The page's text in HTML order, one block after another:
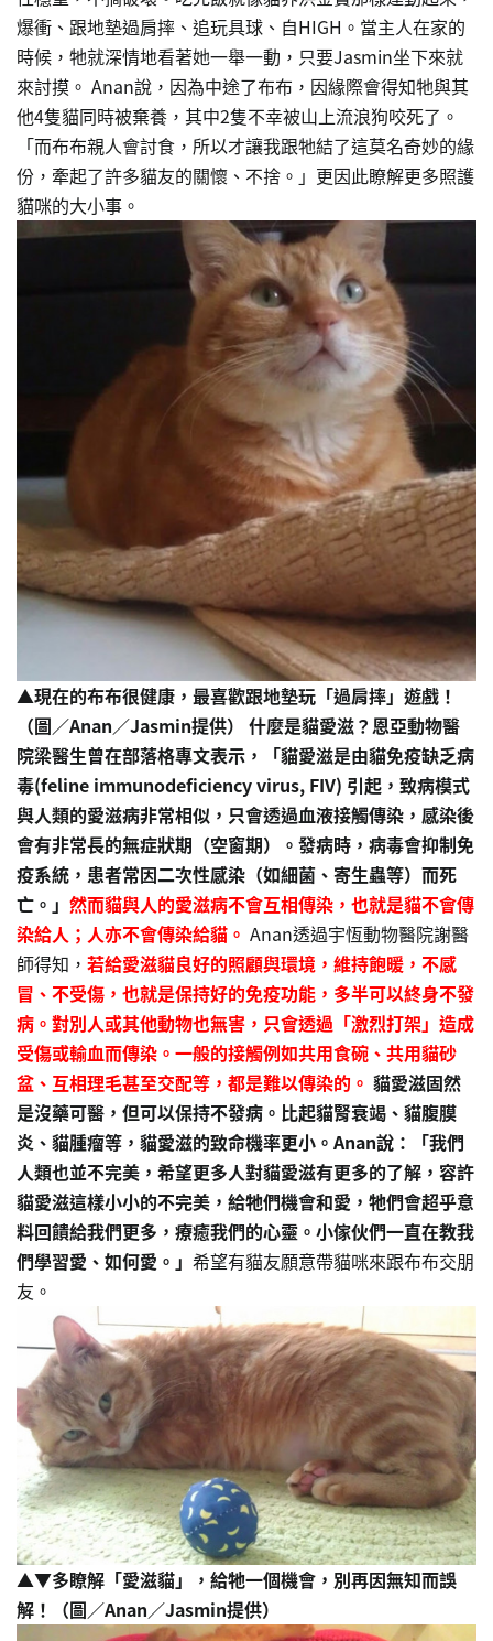
爆衝、跟地墊過肩摔、追玩具球、自HIGH。當主人在家的
時候，牠就深情地看著她一舉一動，只要Jasmin坐下來就
來討摸。 Anan說，因為中途了布布，因緣際會得知牠與其
他4隻貓同時被棄養，其中2隻不幸被山上流浪狗咬死了。
「而布布親人會討食，所以才讓我跟牠結了這莫名奇妙的緣
份，牽起了許多貓友的關懷、不捨。」更因此瞭解更多照護
貓咪的大小事。
▲現在的布布很健康，最喜歡跟地墊玩「過肩摔」遊戲！
（圖／Anan／Jasmin提供） 什麼是貓愛滋？恩亞動物醫
院梁醫生曾在部落格專文表示，「貓愛滋是由貓免疫缺乏病
毒(feline immunodeficiency virus, FIV) 引起，致病模式
與人類的愛滋病非常相似，只會透過血液接觸傳染，感染後
會有非常長的無症狀期（空窗期）。發病時，病毒會抑制免
疫系統，患者常因二次性感染（如細菌、寄生蟲等）而死
亡。」 然而貓與人的愛滋病不會互相傳染，也就是貓不會傳
染給人；人亦不會傳染給貓。 Anan透過宇恆動物醫院謝醫
師得知， 若給愛滋貓良好的照顧與環境，維持飽暖，不感
冒、不受傷，也就是保持好的免疫功能，多半可以終身不發
病。對別人或其他動物也無害，只會透過「激烈打架」造成
受傷或輸血而傳染。一般的接觸例如共用食碗、共用貓砂
盆、互相理毛甚至交配等，都是難以傳染的。 貓愛滋固然
是沒藥可醫，但可以保持不發病。比起貓腎衰竭、貓腹膜
炎、貓腫瘤等，貓愛滋的致命機率更小。Anan說：「我們
人類也並不完美，希望更多人對貓愛滋有更多的了解，容許
貓愛滋這樣小小的不完美，給牠們機會和愛，牠們會超乎意
料回饋給我們更多，療癒我們的心靈。小傢伙們一直在教我
們學習愛、如何愛。」 希望有貓友願意帶貓咪來跟布布交朋
友。
▲▼多瞭解「愛滋貓」，給牠一個機會，別再因無知而誤
解！（圖／Anan／Jasmin提供）